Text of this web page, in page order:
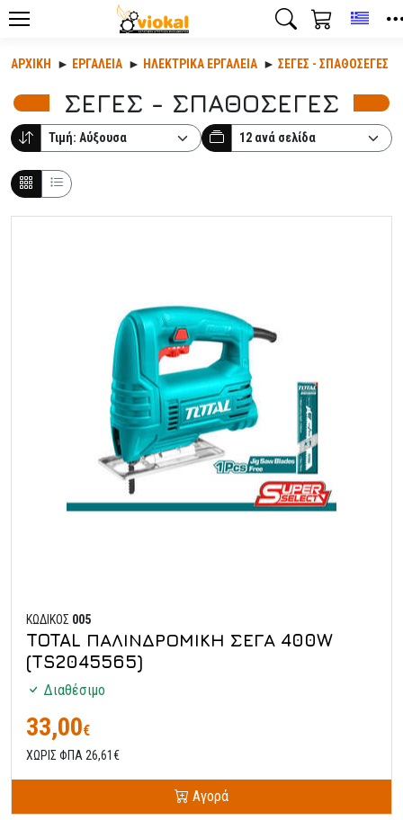
ΑΡΧΙΚΉ ΕΡΓΑΛΕΊΑ ΗΛΕΚΤΡΙΚΆ ΕΡΓΑΛΕΊΑ ΣΕΓΕΣ - ΣΠΑΘΟΣΕΓΕΣ
ΣΕΓΕΣ - ΣΠΑΘΟΣΕΓΕΣ
ΚΩΔΙΚΟΣ 005
TOTAL ΠΑΛΙΝΔΡΟΜΙΚΗ ΣΕΓΑ 400W
(TS2045565)
Διαθέσιμο
33,00€
ΧΩΡΙΣ ΦΠΑ 26,61€
Αγορά